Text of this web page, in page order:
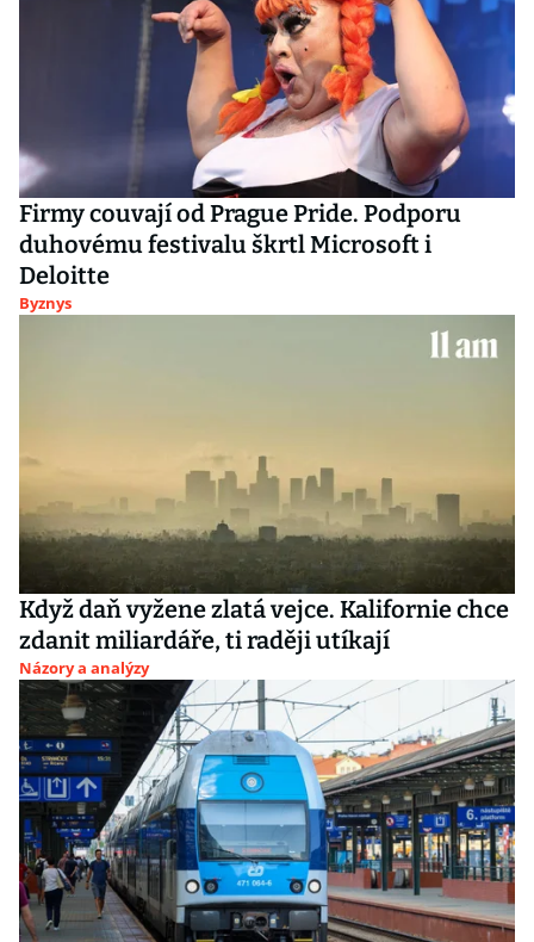
Firmy couvají od Prague Pride. Podporu
duhovému festivalu škrtl Microsoft i
Deloitte
Byznys
Když daň vyžene zlatá vejce. Kalifornie chce
zdanit miliardáře, ti raději utíkají
Názory a analýzy